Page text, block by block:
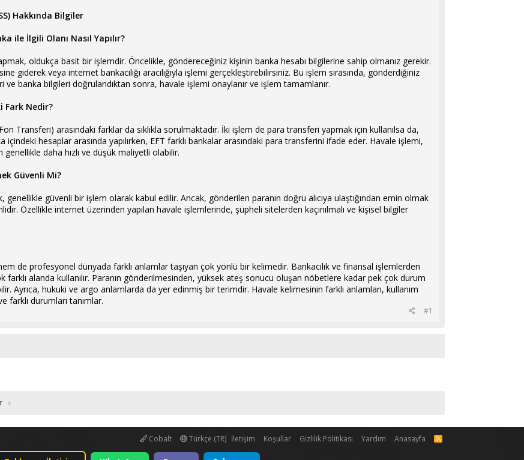
Hakkında Bilgiler
ile İlgili Olanı Nasıl Yapılır?
oldukça basit bir işlemdir. Öncelikle, göndereceğiniz kişinin banka hesabı bilgilerine sahip olmanız gerekir.
giderek veya internet bankacılığı aracılığıyla işlemi gerçekleştirebilirsiniz. Bu işlem sırasında, gönderdiğiniz
ve banka bilgileri doğrulandıktan sonra, havale işlemi onaylanır ve işlem tamamlanır.
Fark Nedir?
Transferi) arasındaki farklar da sıklıkla sorulmaktadır. İki işlem de para transferi yapmak için kullanılsa da,
içindeki hesaplar arasında yapılırken, EFT farklı bankalar arasındaki para transferini ifade eder. Havale işlemi,
genellikle daha hızlı ve düşük maliyetli olabilir.
Güvenli Mi?
genellikle güvenli bir işlem olarak kabul edilir. Ancak, gönderilen paranın doğru alıcıya ulaştığından emin olmak
Özellikle internet üzerinden yapılan havale işlemlerinde, şüpheli sitelerden kaçınılmalı ve kişisel bilgiler
de profesyonel dünyada farklı anlamlar taşıyan çok yönlü bir kelimedir. Bankacılık ve finansal işlemlerden
farklı alanda kullanılır. Paranın gönderilmesinden, yüksek ateş sonucu oluşan nöbetlere kadar pek çok durum
Ayrıca, hukuki ve argo anlamlarda da yer edinmiş bir terimdir. Havale kelimesinin farklı anlamları, kullanım
farklı durumları tanımlar.
#1
Cobalt Türkçe (TR) İletişim Koşullar Gizlilik Politikası Yardım Anasayfa
R